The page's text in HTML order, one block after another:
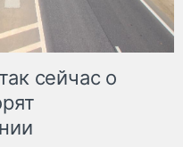
сейчас о